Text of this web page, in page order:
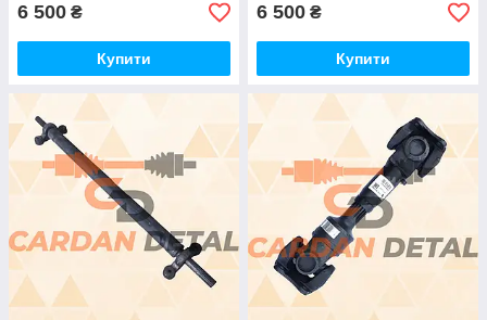
6 500 ₴
Купити
6 500 ₴
Купити